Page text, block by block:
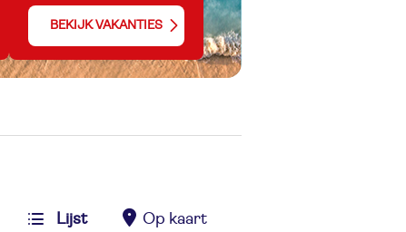
BEKIJK VAKANTIES
Lijst Op kaart